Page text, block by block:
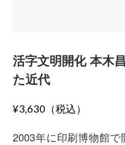
活字文明開化 本木
た近代
¥3,630（税込）
2003年に印刷博物館で